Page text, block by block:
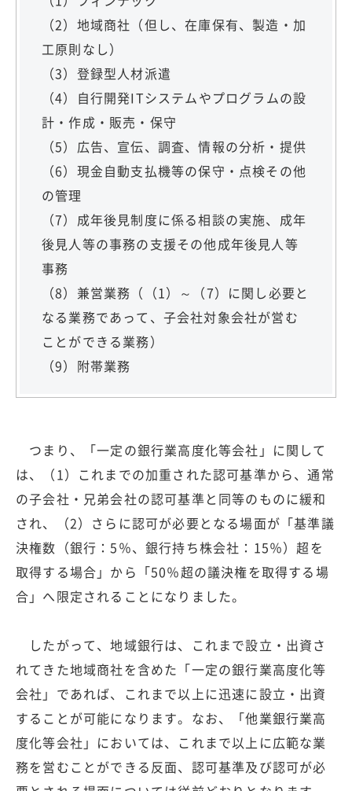
（2）地域商社（但し、在庫保有、製造・加
工原則なし）
（3）登録型人材派遣
（4）自行開発ITシステムやプログラムの設
計・作成・販売・保守
（5）広告、宣伝、調査、情報の分析・提供
（6）現金自動支払機等の保守・点検その他
の管理
（7）成年後見制度に係る相談の実施、成年
後見人等の事務の支援その他成年後見人等
事務
（8）兼営業務（（1）～（7）に関し必要と
なる業務であって、子会社対象会社が営む
ことができる業務）
（9）附帯業務
つまり、「一定の銀行業高度化等会社」に関して
は、（1）これまでの加重された認可基準から、通常
の子会社・兄弟会社の認可基準と同等のものに緩和
され、（2）さらに認可が必要となる場面が「基準議
決権数（銀行：5％、銀行持ち株会社：15％）超を
取得する場合」から「50％超の議決権を取得する場
合」へ限定されることになりました。
したがって、地域銀行は、これまで設立・出資さ
れてきた地域商社を含めた「一定の銀行業高度化等
会社」であれば、これまで以上に迅速に設立・出資
することが可能になります。なお、「他業銀行業高
度化等会社」においては、これまで以上に広範な業
務を営むことができる反面、認可基準及び認可が必